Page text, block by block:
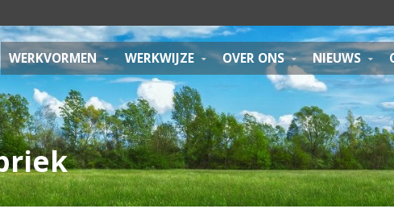
WERKVORMEN WERKWIJZE OVER ONS NIEUWS